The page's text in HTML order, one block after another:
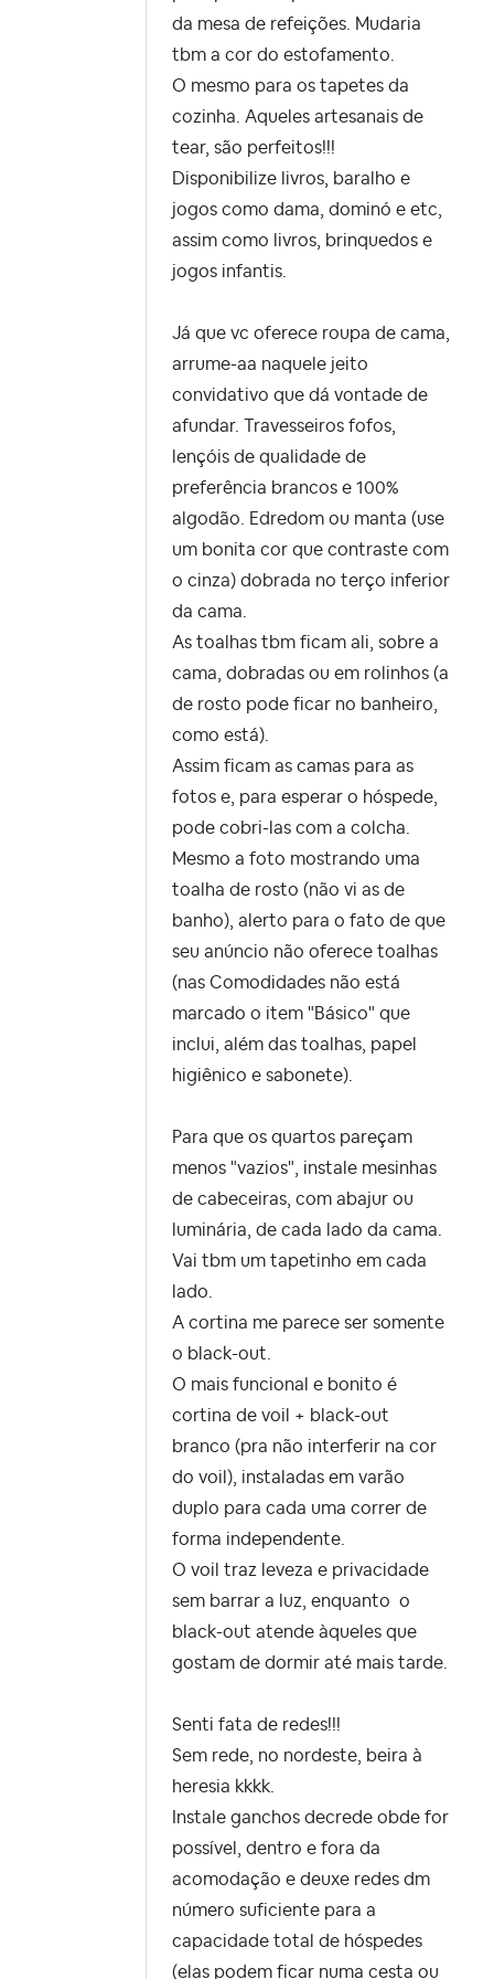
da mesa de refeições. Mudaria
tbm a cor do estofamento.
O mesmo para os tapetes da
cozinha. Aqueles artesanais de
tear, são perfeitos!!!
Disponibilize livros, baralho e
jogos como dama, dominó e etc,
assim como livros, brinquedos e
jogos infantis.
Já que vc oferece roupa de cama,
arrume-aa naquele jeito
convidativo que dá vontade de
afundar. Travesseiros fofos,
lençóis de qualidade de
preferência brancos e 100%
algodão. Edredom ou manta (use
um bonita cor que contraste com
o cinza) dobrada no terço inferior
da cama.
As toalhas tbm ficam ali, sobre a
cama, dobradas ou em rolinhos (a
de rosto pode ficar no banheiro,
como está).
Assim ficam as camas para as
fotos e, para esperar o hóspede,
pode cobri-las com a colcha.
Mesmo a foto mostrando uma
toalha de rosto (não vi as de
banho), alerto para o fato de que
seu anúncio não oferece toalhas
(nas Comodidades não está
marcado o item "Básico" que
inclui, além das toalhas, papel
higiênico e sabonete).
Para que os quartos pareçam
menos "vazios", instale mesinhas
de cabeceiras, com abajur ou
luminária, de cada lado da cama.
Vai tbm um tapetinho em cada
lado.
A cortina me parece ser somente
o black-out.
O mais funcional e bonito é
cortina de voil + black-out
branco (pra não interferir na cor
do voil), instaladas em varão
duplo para cada uma correr de
forma independente.
O voil traz leveza e privacidade
sem barrar a luz, enquanto o
black-out atende àqueles que
gostam de dormir até mais tarde.
Senti fata de redes!!!
Sem rede, no nordeste, beira à
heresia kkkk.
Instale ganchos decrede obde for
possível, dentro e fora da
acomodação e deuxe redes dm
número suficiente para a
capacidade total de hóspedes
(elas podem ficar numa cesta ou